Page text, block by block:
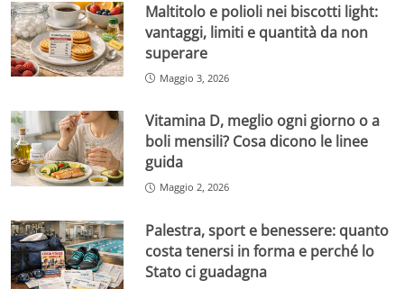
Maltitolo e polioli nei biscotti light:
vantaggi, limiti e quantità da non
superare
Maggio 3, 2026
Vitamina D, meglio ogni giorno o a
boli mensili? Cosa dicono le linee
guida
Maggio 2, 2026
Palestra, sport e benessere: quanto
costa tenersi in forma e perché lo
Stato ci guadagna